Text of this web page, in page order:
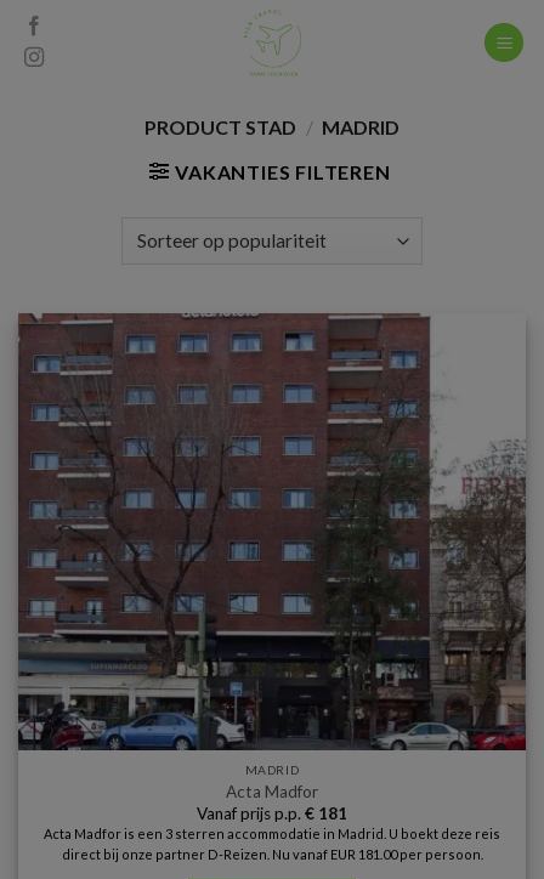
Skip
content
PRODUCT STAD / MADRID
VAKANTIES FILTEREN
MADRID
Acta Madfor
Vanaf prijs p.p. € 181
Acta Madfor is een 3 sterren accommodatie in Madrid. U boekt deze reis
direct bij onze partner D-Reizen. Nu vanaf EUR 181.00 per persoon.